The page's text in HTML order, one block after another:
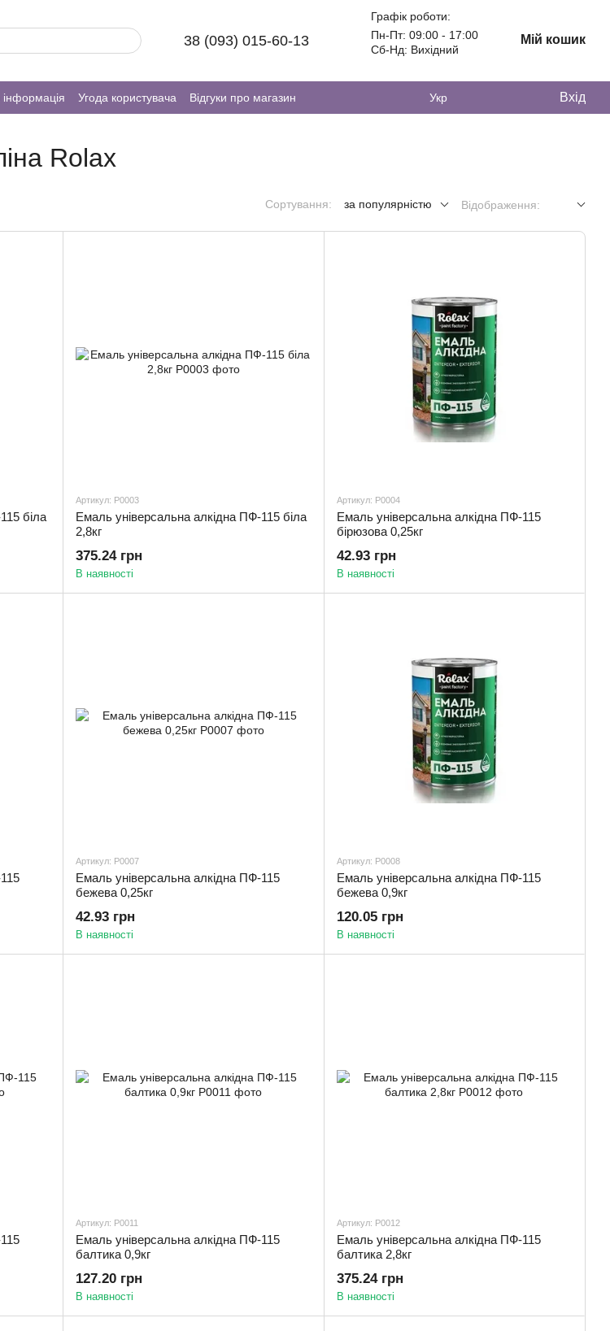
38 (093) 015-60-13
Графік роботи:
Пн-Пт: 09:00 - 17:00
Сб-Нд: Вихідний
Мій кошик
інформація Угода користувача Відгуки про магазин Укр Вхід
Rolax
Сортування: за популярністю Відображення:
біла
Артикул: Р0003
Емаль універсальна алкідна ПФ-115 біла
2,8кг
375.24 грн
В наявності
Артикул: Р0004
Емаль універсальна алкідна ПФ-115
бірюзова 0,25кг
42.93 грн
В наявності
Артикул: Р0007
Емаль універсальна алкідна ПФ-115
бежева 0,25кг
42.93 грн
В наявності
Артикул: Р0008
Емаль універсальна алкідна ПФ-115
бежева 0,9кг
120.05 грн
В наявності
Артикул: Р0011
Емаль універсальна алкідна ПФ-115
балтика 0,9кг
127.20 грн
В наявності
Артикул: Р0012
Емаль універсальна алкідна ПФ-115
балтика 2,8кг
375.24 грн
В наявності